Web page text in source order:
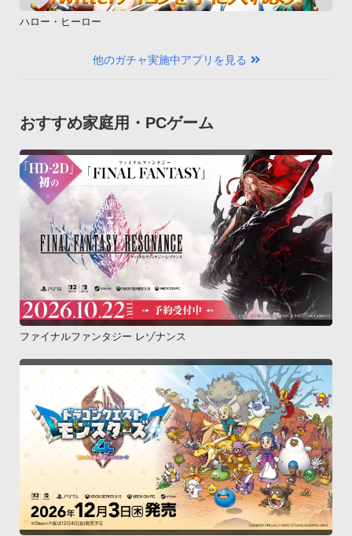
ハロー・ヒーロー
他のガチャ実施中アプリを見る
おすすめ家庭用・PCゲーム
ファイナルファンタジー レゾナンス